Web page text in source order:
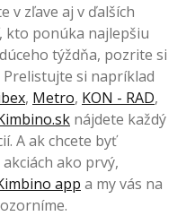
v zľave aj v ďalších
kto ponúka najlepšiu
týždňa, pozrite si
si napríklad
, Metro, KON - RAD,
nájdete každý
A ak chcete byť
ako prvý,
app a my vás na